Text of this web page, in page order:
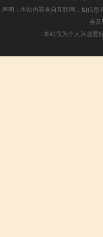
声明：本站内容来自互联网，如信
会
本站仅为个人兴趣爱